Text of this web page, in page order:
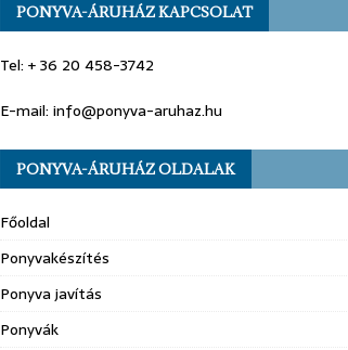
PONYVA-ÁRUHÁZ KAPCSOLAT
Tel: + 36 20 458-3742
E-mail: info@ponyva-aruhaz.hu
PONYVA-ÁRUHÁZ OLDALAK
Főoldal
Ponyvakészítés
Ponyva javítás
Ponyvák